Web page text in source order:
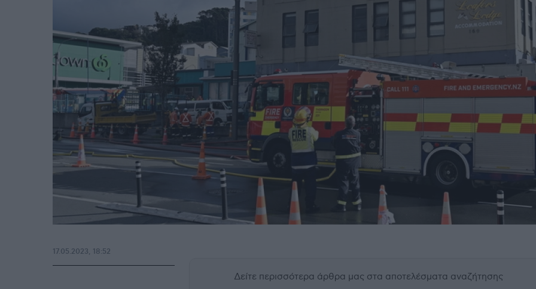
Δείτε περισσότερα άρθρα μας στα αποτελέσματα αναζήτησης
17.05.2023, 18:52